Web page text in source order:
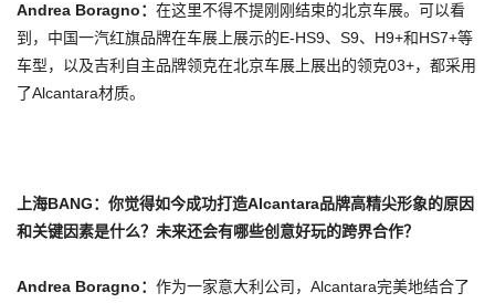
Andrea Boragno： 在这里不得不提刚刚结束的北京车展。可以看
到，中国一汽红旗品牌在车展上展示的E-HS9、S9、H9+和HS7+等
车型，以及吉利自主品牌领克在北京车展上展出的领克03+，都采用
了Alcantara材质。
上海BANG：你觉得如今成功打造Alcantara品牌高精尖形象的原因
和关键因素是什么？未来还会有哪些创意好玩的跨界合作？
Andrea Boragno： 作为一家意大利公司，Alcantara完美地结合了